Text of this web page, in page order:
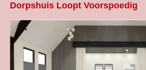
Dorpshuis Loopt Voorspoedig